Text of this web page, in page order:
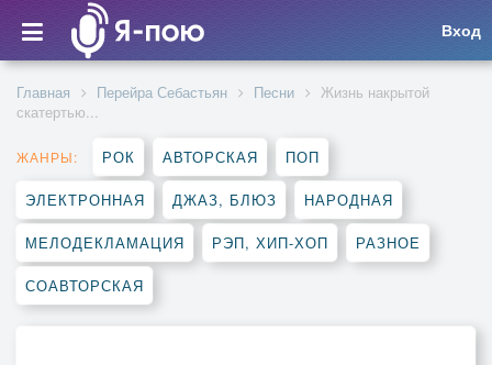
Вход
Главная Перейра Себастьян Песни
Жизнь накрытой
скатертью...
ЖАНРЫ: РОК АВТОРСКАЯ ПОП
ЭЛЕКТРОННАЯ ДЖАЗ, БЛЮЗ НАРОДНАЯ
МЕЛОДЕКЛАМАЦИЯ РЭП, ХИП-ХОП РАЗНОЕ
СОАВТОРСКАЯ